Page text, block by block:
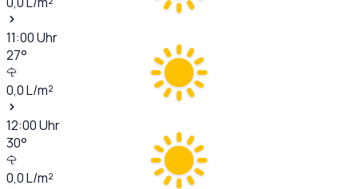
11:00Uhr
27°
0,0L/m²
12:00Uhr
30°
0,0L/m²